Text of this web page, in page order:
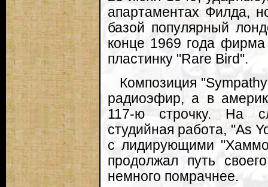
апартаментах Филда,
базой популярный
конце 1969 года
пластинку "Rare Bird".
Композиция
радиоэфир, а в
117-ю строчку. На
студийная работа, "As
с лидирующими
продолжал путь
немного помрачнее.